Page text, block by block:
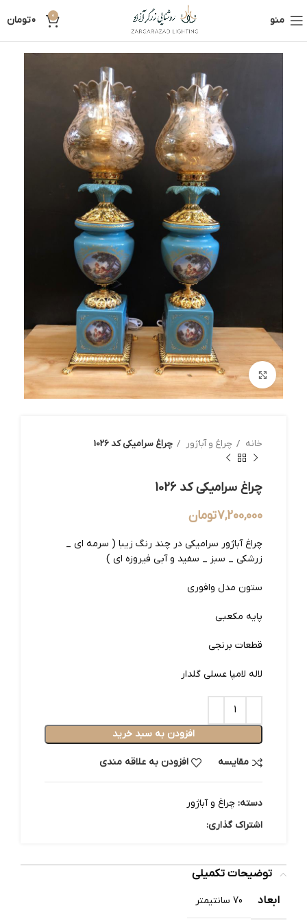
منو 0
0تومان
بزرگنمایی تصویر
خانه چراغ و آباژور چراغ سرامیکی کد 1026
چراغ سرامیکی کد 1026
7,200,000تومان
چراغ آباژور سرامیکی در چند رنگ زیبا ( سرمه ای _
زرشکی _ سبز _ سفید و آبی فیروزه ای )
ستون مدل وافوری
پایه مکعبی
قطعات برنجی
لاله لامپا عسلی گلدار
افزودن به سبد خرید
مقایسه افزودن به علاقه مندی
دسته: چراغ و آباژور
اشتراک گذاری:
توضیحات تکمیلی
ابعاد
70 سانتیمتر